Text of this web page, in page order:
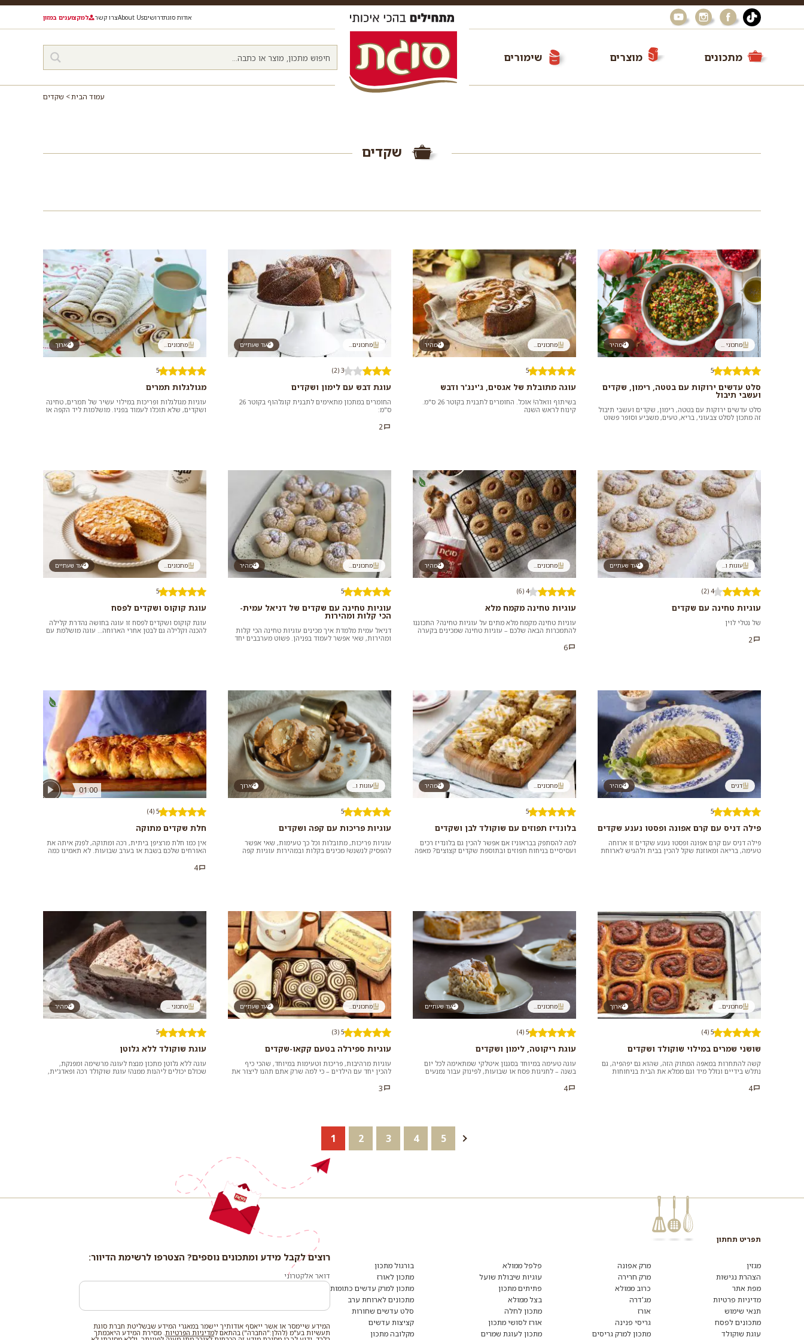
אודות סוגתדרושיםAbout Usצרו קשר למקצוענים במזון
מתכונים מוצרים שימורים
עמוד הבית שקדים
שקדים
מהיר מתכוני ...
5
סלט עדשים ירוקות עם בטטה, רימון, שקדים
ועשבי תיבול
סלט עדשים ירוקות עם בטטה, רימון, שקדים ועשבי תיבול
זה מתכון לסלט צבעוני, בריא, טעים, משביע וסופר פשוט
מהיר מתכונים...
5
עוגה מתובלת של אגסים, ג'ינג'ר ודבש
בשיתוף וואלה! אוכל. החומרים לתבנית בקוטר 26 ס"מ.
קינוח לראש השנה
עד שעתיים מתכונים...
3 (2)
עוגת דבש עם לימון ושקדים
החומרים במתכון מתאימים לתבנית קוגלהוף בקוטר 26
ס"מ:
2
ארוך מתכונים...
5
מגולגלות תמרים
עוגיות מגולגלות ופריכות במילוי עשיר של תמרים, טחינה
ושקדים, שלא תוכלו לעמוד בפניו. מושלמות ליד הקפה או
עד שעתיים עוגות ו...
4 (2)
עוגיות טחינה עם שקדים
של נטלי לוין
2
מהיר מתכונים...
4 (6)
עוגיות טחינה מקמח מלא
עוגיות טחינה מקמח מלא מתים על עוגיות טחינה? התכוננו
להתמכרות הבאה שלכם – עוגיות טחינה שמכינים בקערה
6
מהיר מתכונים...
5
עוגיות טחינה עם שקדים של דניאל עמית-
הכי קלות ומהירות
דניאל עמית מלמדת איך מכינים עוגיות טחינה הכי קלות
ומהירות, שאי אפשר לעמוד בפניהן. פשוט מערבבים יחד
עד שעתיים מתכונים...
5
עוגת קוקוס ושקדים לפסח
עוגת קוקוס ושקדים לפסח זו עוגה בחושה נהדרת קלילה
להכנה וקלילה גם לבטן אחרי הארוחה… עוגה מושלמת עם
מהיר דגים
5
פילה דניס עם קרם אפונה ופסטו נענע שקדים
פילה דניס עם קרם אפונה ופסטו נענע שקדים זו ארוחה
טעימה, בריאה ומאוזנת שקל להכין בבית ולהגיש לארוחת
מהיר מתכונים...
5
בלונדיז תפוזים עם שוקולד לבן ושקדים
למה להסתפק בבראוניז אם אפשר להכין גם בלונדיז רכים
ועסיסיים בניחוח תפוזים ובתוספת שקדים קצוצים? מאפה
ארוך עוגות ו...
5
עוגיות פריכות עם קפה ושקדים
עוגיות פריכות, מתובלות וכל כך טעימות, שאי אפשר
להפסיק לנשנש! מכינים בקלות ובמהירות עוגיות קפה
01:00
5 (4)
חלת שקדים מתוקה
אין כמו חלת מרציפן ביתית, רכה ומתוקה, לפנק איתה את
האורחים שלכם בשבת או בערב שבועות. לא תאמינו כמה
4
ארוך מתכונים...
5 (4)
שושני שמרים במילוי שוקולד ושקדים
קשה להתחרות במאפה המתוק הזה, שהוא גם יפהפיה, גם
נתלש בידיים ונזלל מיד וגם ממלא את הבית בניחוחות
4
עד שעתיים מתכונים...
5 (4)
עוגת ריקוטה, לימון ושקדים
עוגה טעימה במיוחד בסגנון איטלקי שמתאימה לכל יום
בשנה – לחגיגות פסח או שבועות, לפינוק עבור נמנעים
4
עד שעתיים מתכונים...
5 (3)
עוגיות ספירלה בטעם קקאו-שקדים
עוגיות מרהיבות, פריכות וטעימות במיוחד, שהכי כיף
להכין יחד עם הילדים – כי למה שרק אתם תהנו ליצור את
3
מהיר מתכוני ...
5
עוגת שוקולד ללא גלוטן
עוגה ללא גלוטן מתכון מנצח לעוגה מרשימה ומפנקת,
שכולם יכולים ליהנות ממנה! עוגת שוקולד רכה ופאדג'ית,
1 2 3 4 5
תפריט תחתון
מגזין
הצהרת נגישות
מפת אתר
מדיניות פרטיות
תנאי שימוש
מתכונים לפסח
עוגת שוקולד
מרק אפונה
מרק חרירה
כרוב ממולא
מג'דרה
אורז
גריסי פנינה
מתכון למרק גריסים
פלפל ממולא
עוגיות שיבולת שועל
פתיתים מתכון
בצל ממולא
מתכון לחלה
אורז לסושי מתכון
מתכון לעוגת שמרים
בורגול מתכון
מתכון לאורז
מתכון למרק עדשים כתומות
מתכונים לארוחת ערב
סלט עדשים שחורות
קציצות עדשים
מקלובה מתכון
רוצים
מידע
ומתכונים
נוספים?
לרשימת
רוצים לקבל מידע ומתכונים נוספים? הצטרפו לרשימת הדיוור:
דואר אלקטרוני
המידע שיימסר או אשר ייאסף אודותיך יישמר במאגרי המידע שבשליטת חברת סוגת
תעשיות בע"מ (להלן:"החברה") בהתאם למדיניות הפרטיות . מסירת המידע היאכמתך